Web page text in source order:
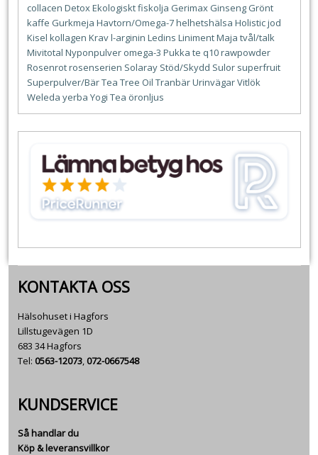
collacen DetoxEkologisktfiskolja Gerimax Ginseng Grönt
kaffe Gurkmeja Havtorn/Omega-7helhetshälsa Holisticjod
Kisel kollagen Kravl-arginin Ledins LinimentMaja tvål/talk
Mivitotal Nyponpulver omega-3 Pukka te q10rawpowder
Rosenrotrosenserien Solaray Stöd/Skydd Sulor superfruit
Superpulver/BärTea Tree Oil TranbärUrinvägarVitlök
Weleda yerba Yogi Tea öronljus
KONTAKTA OSS
Hälsohuset i Hagfors
Lillstugevägen 1D
683 34 Hagfors
Tel: 0563-12073, 072-0667548
KUNDSERVICE
Så handlar du
Köp & leveransvillkor